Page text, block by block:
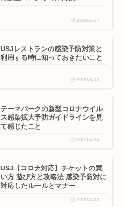
2020/6/27
USJレストランの感染予防対策と
利用する時に知っておきたいこと
2020/6/13
テーマパークの新型コロナウイル
ス感染拡大予防ガイドラインを見
て感じたこと
2020/5/25
USJ【コロナ対応】チケットの買
い方 遊び方と攻略法 感染予防対に
対応したルールとマナー
2020/5/23